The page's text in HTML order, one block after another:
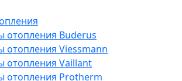
отопления Buderus
отопления Viessmann
отопления Vaillant
отопления Protherm